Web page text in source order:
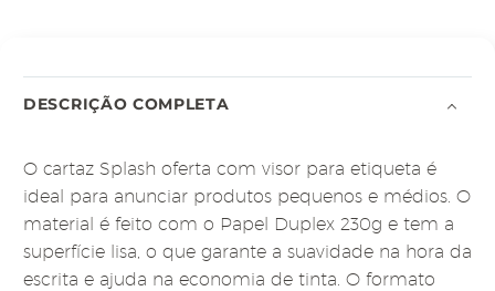
DESCRIÇÃO COMPLETA
O cartaz Splash oferta com visor para etiqueta é
ideal para anunciar produtos pequenos e médios. O
material é feito com o Papel Duplex 230g e tem a
superfície lisa, o que garante a suavidade na hora da
escrita e ajuda na economia de tinta. O formato